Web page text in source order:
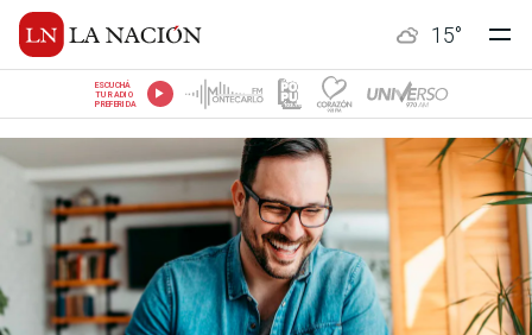
15°
ESCUCHÁ
TU RADIO
PREFERIDA